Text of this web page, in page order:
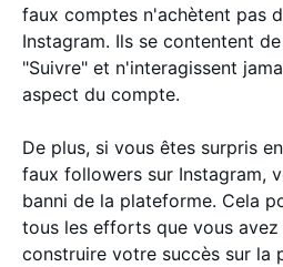
faux comptes n'achètent pas
Instagram. Ils se contentent
"Suivre" et n'interagissent
aspect du compte.
De plus, si vous êtes surpris
faux followers sur Instagram,
banni de la plateforme. Cela
tous les efforts que vous
construire votre succès sur la